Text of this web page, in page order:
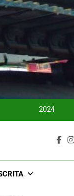
POR NUESTRO QUERIDO JUJAN
2024